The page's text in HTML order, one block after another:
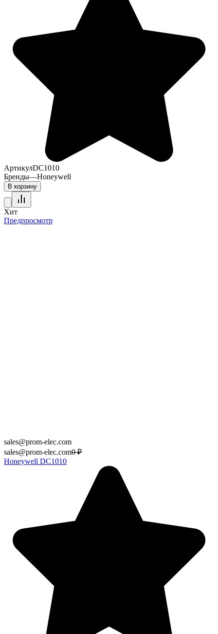
АртикулDC1010
Бренды—Honeywell
В корзину
Хит
Предпросмотр
sales@prom-elec.com
sales@prom-elec.com0 ₽
Honeywell DC1010